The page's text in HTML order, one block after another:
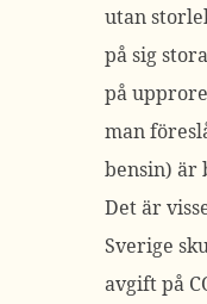
utan
på sig
på
man
bensin) är
Det är
Sverige
avgift på